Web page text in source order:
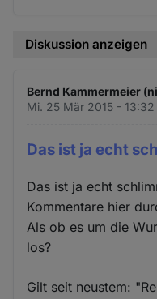
Diskussion anzeigen
Bernd Kammermeier
Mi. 25 Mär 2015 - 13:32
Das ist ja echt
Das ist ja echt
Kommentare hier
Als ob es um die
los?
Gilt seit neustem: